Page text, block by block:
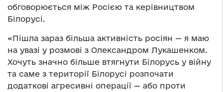
обговорюється між Росією та керівництвом
Білорусі.
«Пішла зараз більша активність росіян — я маю
на увазі у розмові з Олександром Лукашенком.
Хочуть значно більше втягнути Білорусь у війну
та саме з території Білорусі розпочати
додаткові агресивні операції — або проти